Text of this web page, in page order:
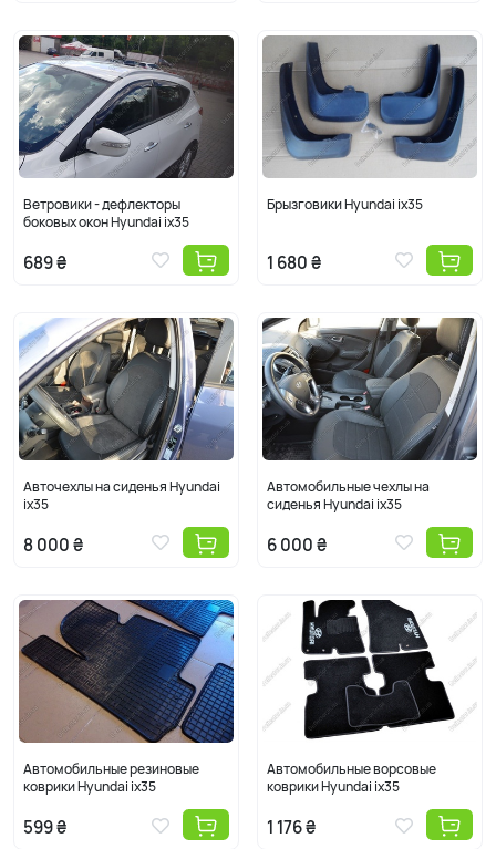
Ветровики - дефлекторы
боковых окон Hyundai ix35
689 ₴
Брызговики Hyundai ix35
1 680 ₴
Авточехлы на сиденья Hyundai
ix35
8 000 ₴
Автомобильные чехлы на
сиденья Hyundai ix35
6 000 ₴
Автомобильные резиновые
коврики Hyundai ix35
599 ₴
Автомобильные ворсовые
коврики Hyundai ix35
1 176 ₴